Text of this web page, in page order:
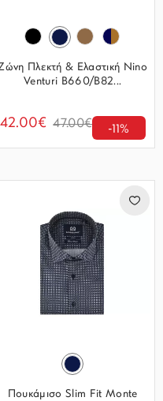
Πλεκτή & Ελαστική Nino
Venturi B660/B82...
42.00€ 47.00€ -11%
Πουκάμισο Slim Fit Monte